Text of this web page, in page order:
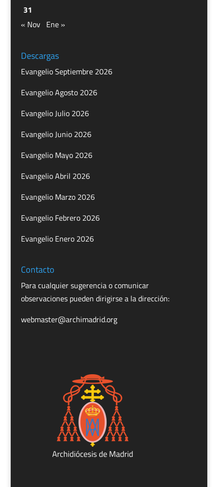
31
« Nov Ene »
Descargas
Evangelio Septiembre 2026
Evangelio Agosto 2026
Evangelio Julio 2026
Evangelio Junio 2026
Evangelio Mayo 2026
Evangelio Abril 2026
Evangelio Marzo 2026
Evangelio Febrero 2026
Evangelio Enero 2026
Contacto
Para cualquier sugerencia o comunicar
observaciones pueden dirigirse a la dirección:
webmaster@archimadrid.org